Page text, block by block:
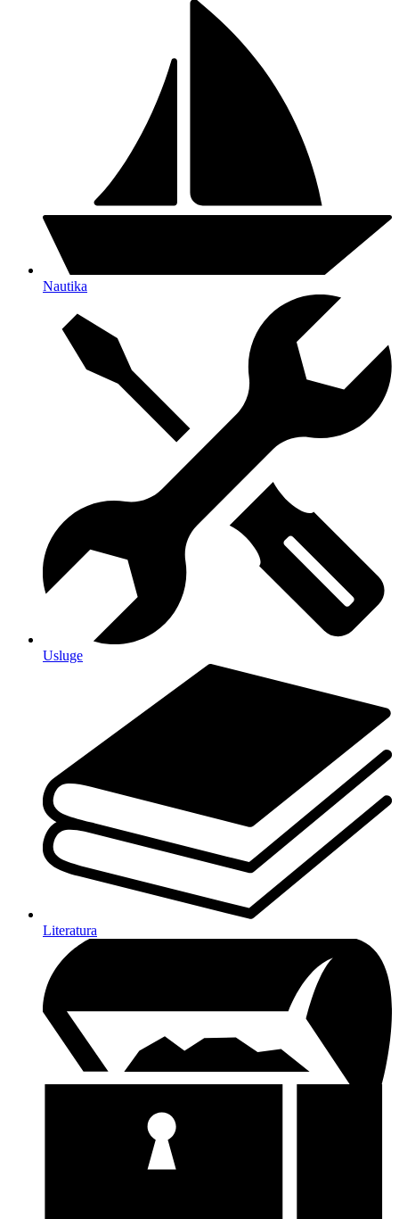
Nautika
Usluge
Literatura